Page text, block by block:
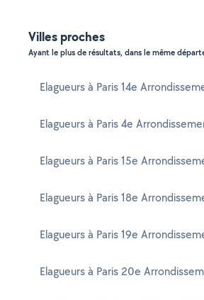
Villes proches
Ayant le plus de résultats, dans le même
Elagueurs à Paris 14e
Elagueurs à Paris 4e
Elagueurs à Paris 15e
Elagueurs à Paris 18e
Elagueurs à Paris 19e
Elagueurs à Paris 20e